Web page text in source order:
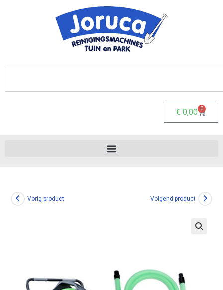
€ 0,00 0
Vorig product Volgend product